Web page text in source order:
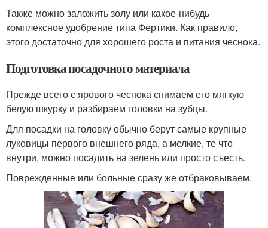
Также можно заложить золу или какое-нибудь
комплексное удобрение типа Фертики. Как правило,
этого достаточно для хорошего роста и питания чеснока.
Подготовка посадочного материала
Прежде всего с ярового чеснока снимаем его мягкую
белую шкурку и разбираем головки на зубцы.
Для посадки на головку обычно берут самые крупные
луковицы первого внешнего ряда, а мелкие, те что
внутри, можно посадить на зелень или просто съесть.
Поврежденные или больные сразу же отбраковываем.